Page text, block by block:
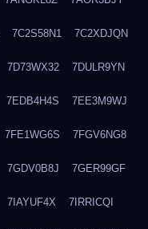
7C2S58N1 7C2XDJQN
7D73WX32 7DULR9YN
7EDB4H4S 7EE3M9WJ
7FE1WG6S 7FGV6NG8
7GDV0B8J 7GER99GF
7IAYUF4X 7IRRICQI